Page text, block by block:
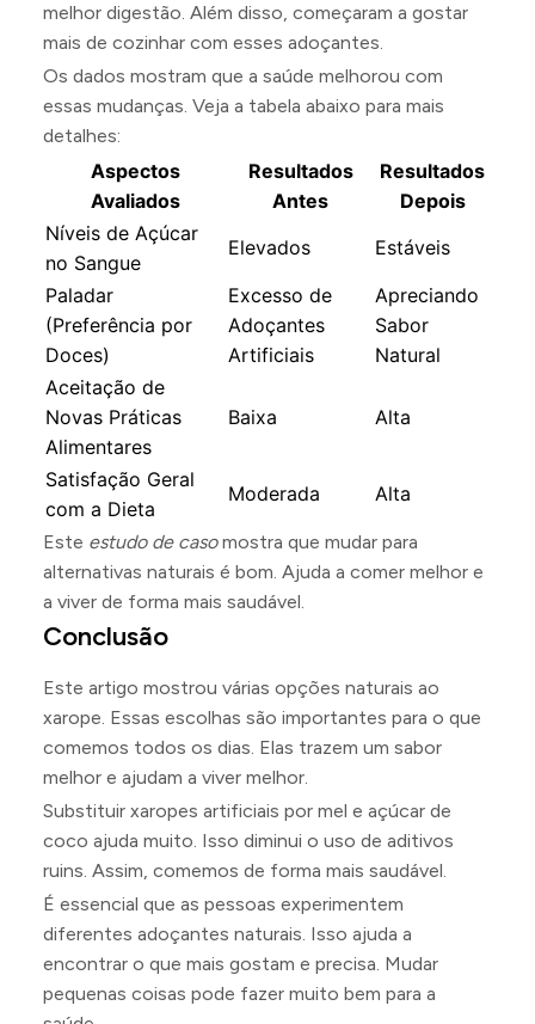
melhor digestão. Além disso, começaram a gostar
mais de cozinhar com esses adoçantes.
Os dados mostram que a saúde melhorou com
essas mudanças. Veja a tabela abaixo para mais
detalhes:
Aspectos
Avaliados
Resultados
Antes
Resultados
Depois
Níveis de Açúcar
no Sangue
Elevados
Estáveis
Paladar
(Preferência por
Doces)
Excesso de
Adoçantes
Artificiais
Apreciando
Sabor
Natural
Aceitação de
Novas Práticas
Alimentares
Baixa Alta
Satisfação Geral
com a Dieta
Moderada Alta
Este estudo de casomostra que mudar para
alternativas naturais é bom. Ajuda a comer melhor e
a viver de forma mais saudável.
Conclusão
Este artigo mostrou várias opções naturais ao
xarope. Essas escolhas são importantes para o que
comemos todos os dias. Elas trazem um sabor
melhor e ajudam a viver melhor.
Substituir xaropes artificiais por mel e açúcar de
coco ajuda muito. Isso diminui o uso de aditivos
ruins. Assim, comemos de forma mais saudável.
É essencial que as pessoas experimentem
diferentes adoçantes naturais. Isso ajuda a
encontrar o que mais gostam e precisa. Mudar
pequenas coisas pode fazer muito bem para a